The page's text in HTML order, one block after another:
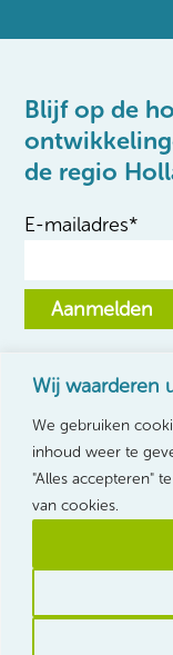
Wij waarderen
We gebruiken
inhoud weer te
"Alles accepteren"
van cookies.
Blijf op de
de regio
E-mailadres*
Aanmelden
Rechten van